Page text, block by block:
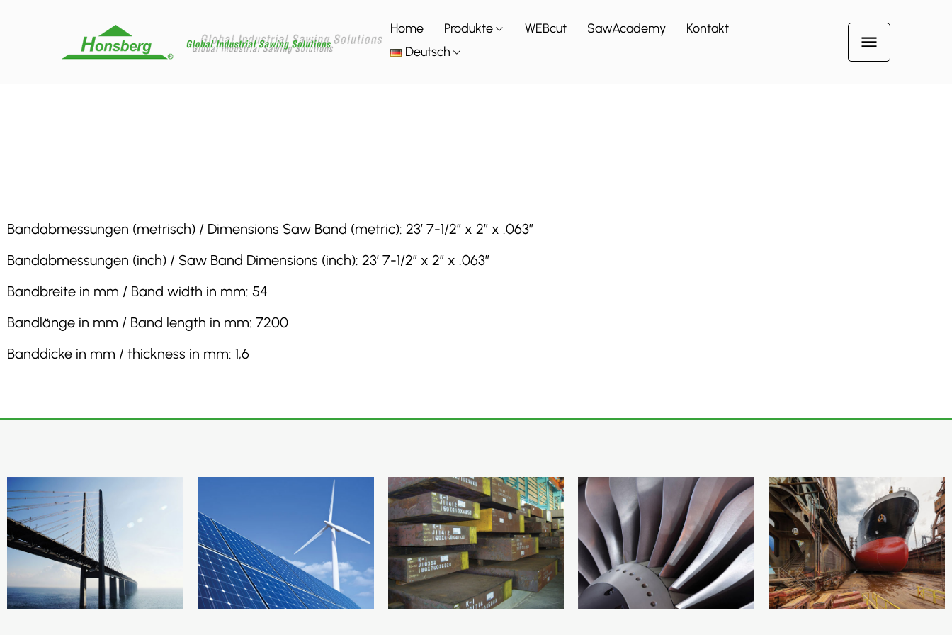
Home Produkte WEBcut SawAcademy
Kontakt
Deutsch
Bandabmessungen (metrisch) / Dimensions Saw Band (metric): 23′ 7-1/2″ x 2″ x .063″
Bandabmessungen (inch) / Saw Band Dimensions (inch): 23′ 7-1/2″ x 2″ x .063″
Bandbreite in mm / Band width in mm: 54
Bandlänge in mm / Band length in mm: 7200
Banddicke in mm / thickness in mm: 1,6